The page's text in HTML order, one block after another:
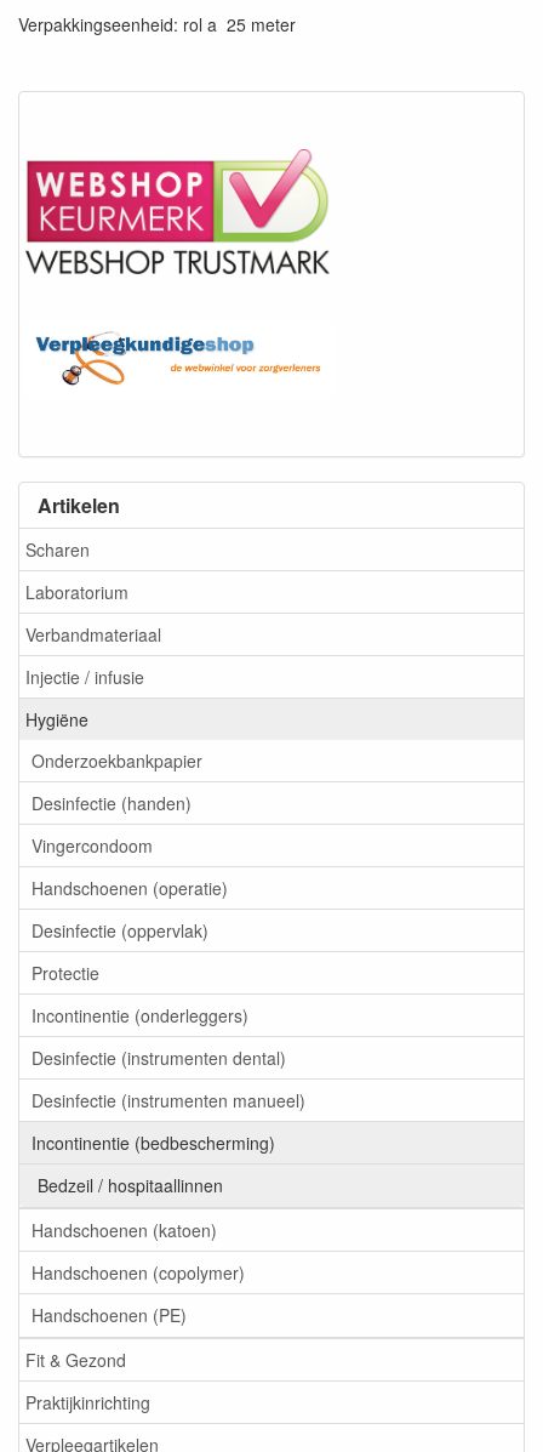
Artikelen
Scharen
Laboratorium
Verbandmateriaal
Injectie / infusie
Hygiëne
Onderzoekbankpapier
Desinfectie (handen)
Vingercondoom
Handschoenen (operatie)
Desinfectie (oppervlak)
Protectie
Incontinentie (onderleggers)
Desinfectie (instrumenten dental)
Desinfectie (instrumenten manueel)
Incontinentie (bedbescherming)
Bedzeil / hospitaallinnen
Handschoenen (katoen)
Handschoenen (copolymer)
Handschoenen (PE)
Fit & Gezond
Praktijkinrichting
Verpleegartikelen
Verpakkingseenheid: rol a 25 meter